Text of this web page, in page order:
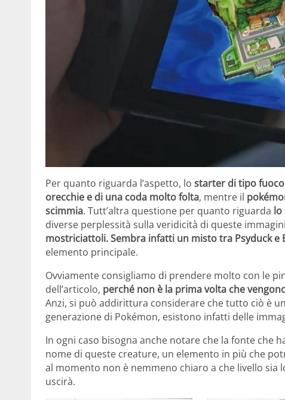
Per quanto riguarda l’aspetto, lo starter di tipo
orecchie e di una coda molto folta, mentre il
scimmia. Tutt’altra questione per quanto riguarda lo
diverse perplessità sulla veridicità di queste
mostriciattoli. Sembra infatti un misto tra Psyduck e
elemento principale.
Ovviamente consigliamo di prendere molto con le
dell’articolo, perché non è la prima volta che
Anzi, si può addirittura considerare che tutto ciò è
generazione di Pokémon, esistono infatti delle
In ogni caso bisogna anche notare che la fonte che
nome di queste creature, un elemento in più che
al momento non è nemmeno chiaro a che livello
uscirà.